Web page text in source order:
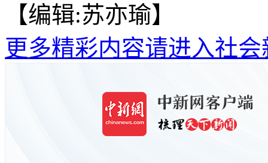
【编辑:苏亦瑜】
更多精彩内容请进入社会